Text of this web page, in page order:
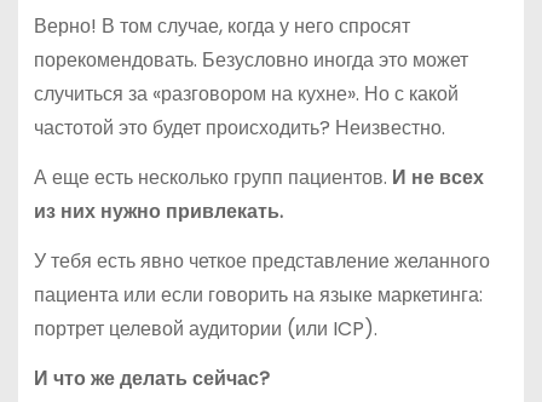
Верно! В том случае, когда у него спросят
порекомендовать. Безусловно иногда это может
случиться за «разговором на кухне». Но с какой
частотой это будет происходить? Неизвестно.
А еще есть несколько групп пациентов. И не всех
из них нужно привлекать.
У тебя есть явно четкое представление желанного
пациента или если говорить на языке маркетинга:
портрет целевой аудитории (или ICP).
И что же делать сейчас?